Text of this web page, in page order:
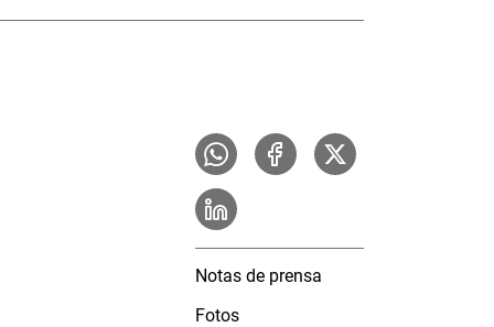
Notas de prensa
Fotos